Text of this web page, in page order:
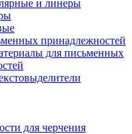
и линеры
принадлежностей
для письменных
для черчения